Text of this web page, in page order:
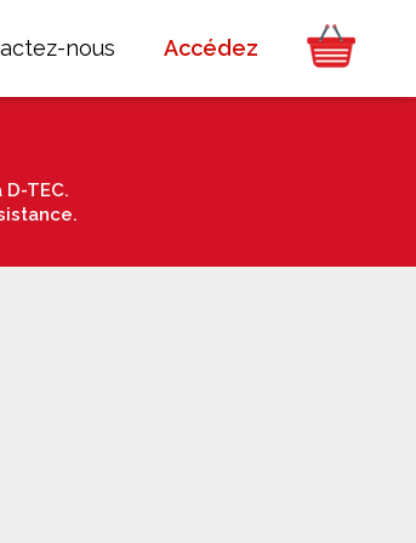
nous Accédez
TEC.